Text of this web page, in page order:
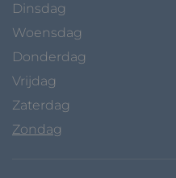
Dinsdag
Woensdag
Donderdag
Vrijdag
Zaterdag
Zondag